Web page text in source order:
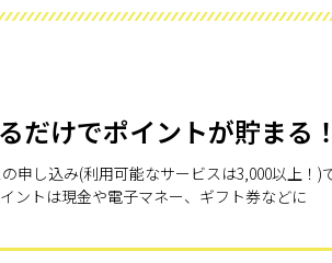
だけでポイントが貯まる
申し込み(利用可能なサービスは3,000以上！)
ントは現金や電子マネー、ギフト券などに